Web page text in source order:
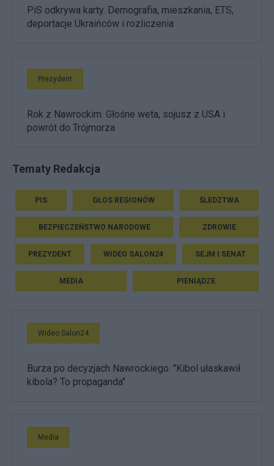
PiS odkrywa karty. Demografia, mieszkania, ETS,
deportacje Ukraińców i rozliczenia
Prezydent
Rok z Nawrockim. Głośne weta, sojusz z USA i
powrót do Trójmorza
Tematy Redakcja
PIS GŁOS REGIONÓW ŚLEDZTWA
BEZPIECZEŃSTWO NARODOWE ZDROWIE
PREZYDENT WIDEO SALON24 SEJM I SENAT
MEDIA PIENIĄDZE
Wideo Salon24
Burza po decyzjach Nawrockiego. "Kibol ułaskawił
kibola? To propaganda"
Media